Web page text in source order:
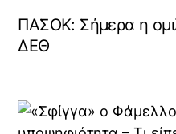
ΠΑΣΟΚ: Σήμερα η
ΔΕΘ